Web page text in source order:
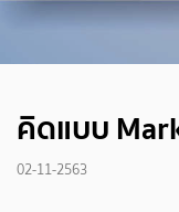
คิดแบบ
02-11-2563